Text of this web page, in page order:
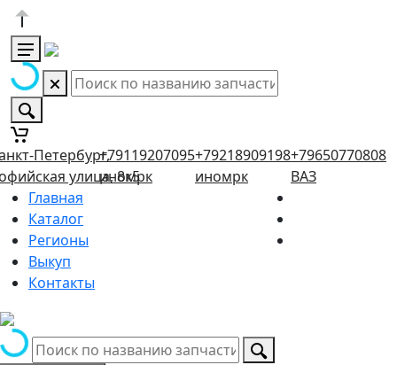
Петербург,
улица, 8к5
+79119207095
иномрк
+79218909198
иномрк
+79650770808
ВАЗ
Главная
Каталог
Регионы
Выкуп
Контакты